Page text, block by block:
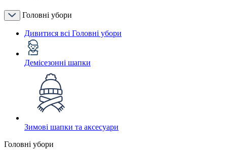
Головні убори
Дивитися всі Головні убори
Демісезонні шапки
Зимові шапки та аксесуари
Головні убори